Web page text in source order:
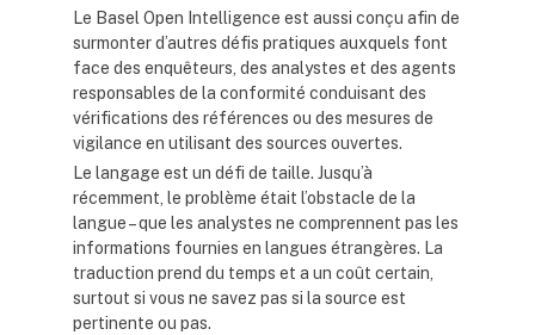
Le Basel Open Intelligence est aussi conçu afin de
surmonter d’autres défis pratiques auxquels font
face des enquêteurs, des analystes et des agents
responsables de la conformité conduisant des
vérifications des références ou des mesures de
vigilance en utilisant des sources ouvertes.
Le langage est un défi de taille. Jusqu’à
récemment, le problème était l’obstacle de la
langue – que les analystes ne comprennent pas les
informations fournies en langues étrangères. La
traduction prend du temps et a un coût certain,
surtout si vous ne savez pas si la source est
pertinente ou pas.